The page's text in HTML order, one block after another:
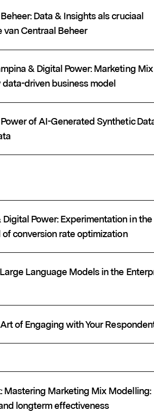
Data & Insights als cruciaal
Centraal Beheer
& Digital Power: Marketing Mix
driven business model
of AI-Generated Synthetic
Power: Experimentation in the
conversion rate optimization
Language Models in the
of Engaging with Your
Mastering Marketing Mix Modelling:
longterm effectiveness